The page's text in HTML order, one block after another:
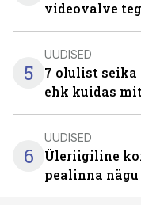
videovalve
5
UUDISED
7 olulist seika
ehk kuidas
6
UUDISED
Üleriigiline
pealinna nägu